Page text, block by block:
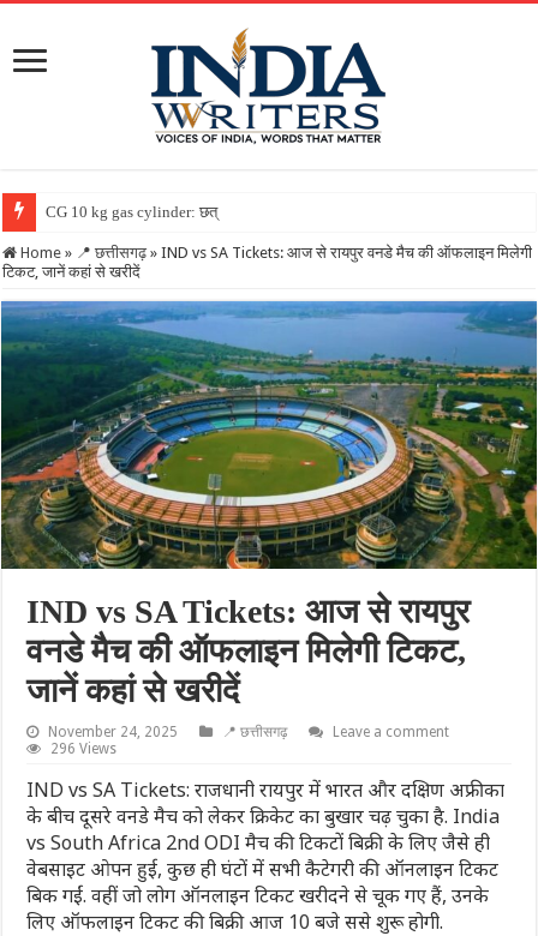
CG 10 kg gas cylinder: छत्तीसगढ़ में पहली बार मिले
Home » 📍 छत्तीसगढ़ » IND vs SA Tickets: आज से रायपुर वनडे मैच की ऑफलाइन मिलेगी
टिकट, जानें कहां से खरीदें
IND vs SA Tickets: आज से रायपुर
वनडे मैच की ऑफलाइन मिलेगी टिकट,
जानें कहां से खरीदें
November 24, 2025 📍 छत्तीसगढ़
Leave a comment
296 Views
IND vs SA Tickets: राजधानी रायपुर में भारत और दक्षिण अफ्रीका
के बीच दूसरे वनडे मैच को लेकर क्रिकेट का बुखार चढ़ चुका है. India
vs South Africa 2nd ODI मैच की टिकटों बिक्री के लिए जैसे ही
वेबसाइट ओपन हुई, कुछ ही घंटों में सभी कैटेगरी की ऑनलाइन टिकट
बिक गईं. वहीं जो लोग ऑनलाइन टिकट खरीदने से चूक गए हैं, उनके
लिए ऑफलाइन टिकट की बिक्री आज 10 बजे ससे शुरू होगी.